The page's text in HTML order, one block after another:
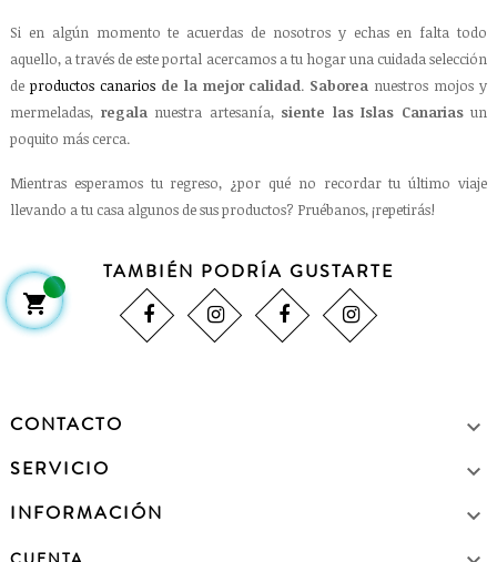
Si en algún momento te acuerdas de nosotros y echas en falta todo
aquello, a través de este portal acercamos a tu hogar una cuidada selección
de productos canariosde la mejor calidad. Saborea nuestros mojos y
mermeladas, regalanuestra artesanía, siente las Islas Canariasun
poquito más cerca.
Mientras esperamos tu regreso, ¿por qué no recordar tu último viaje
llevando a tu casa algunos de sus productos? Pruébanos, ¡repetirás!
TAMBIÉN PODRÍA GUSTARTE
CONTACTO 
SERVICIO 
INFORMACIÓN 
